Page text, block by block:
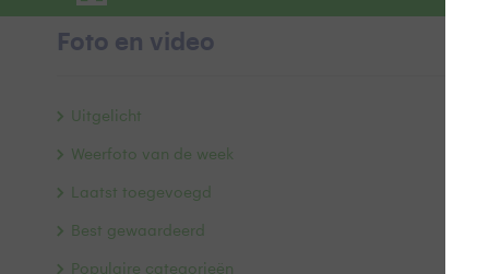
Foto en video
Uitgelicht
Weerfoto van de week
Laatst toegevoegd
Best gewaardeerd
Populaire categorieën